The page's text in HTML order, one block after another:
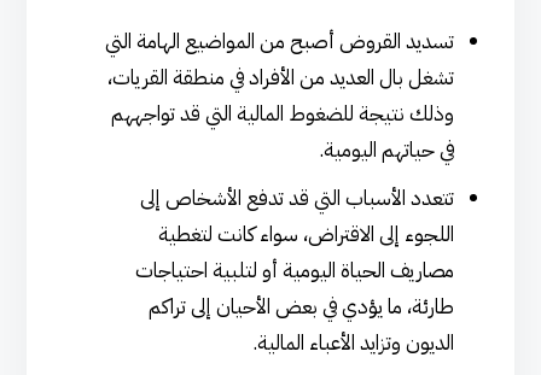
تسديد القروض أصبح من المواضيع الهامة التي
تشغل بال العديد من الأفراد في منطقة القريات،
وذلك نتيجة للضغوط المالية التي قد تواجههم
في حياتهم اليومية.
تتعدد الأسباب التي قد تدفع الأشخاص إلى
اللجوء إلى الاقتراض، سواء كانت لتغطية
مصاريف الحياة اليومية أو لتلبية احتياجات
طارئة، ما يؤدي في بعض الأحيان إلى تراكم
الديون وتزايد الأعباء المالية.